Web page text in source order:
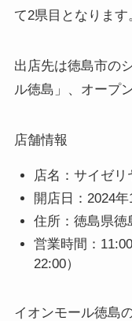
て2県目となります
出店先は徳島市の
ル徳島」、オープ
店舗情報
店名：サイゼ
開店日：2024
住所：徳島県徳
営業時間：
22:00）
イオンモール徳島